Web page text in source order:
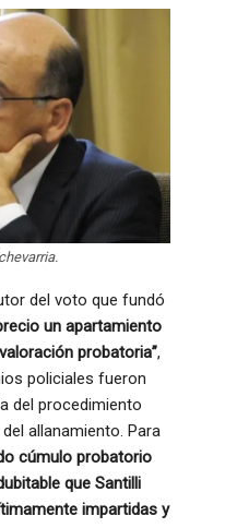
del voto que fundó
un apartamiento
probatoria”,
policiales fueron
del procedimiento
allanamiento. Para
cúmulo probatorio
que Santilli
impartidas y